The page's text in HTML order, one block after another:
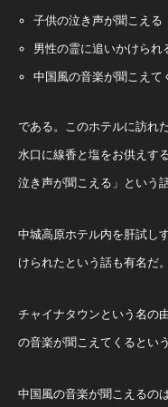
子供の泣き声が聞こえる
男性の霊に追いかけられ
中国風の音楽が聞こえて
である。このホテルに訪れ
水口に線香と塩をお供えす
泣き声が聞こえる」という
中城高原ホテル内を肝試し
けられたという話も有名だ。
チャイナタウンという名の
の音楽が聞こえてくるとい
中国風の音楽が聞こえるの